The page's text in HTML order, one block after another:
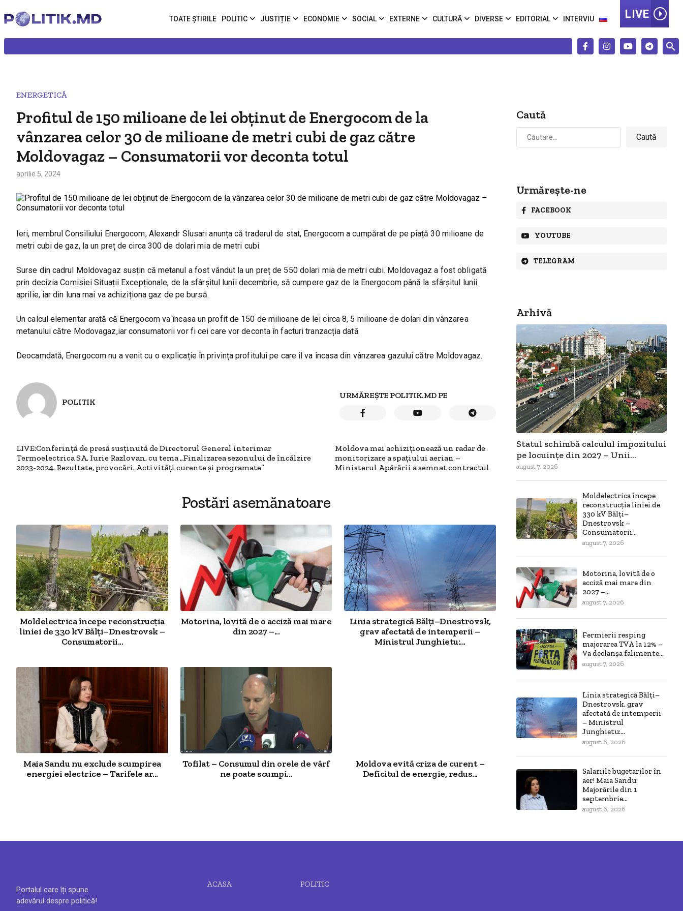
TOATE ȘTIRILE POLITIC JUSTIȚIE ECONOMIE SOCIAL EXTERNE CULTURĂ DIVERSE EDITORIAL INTERVIU LIVE
ENERGETICĂ
Profitul de 150 milioane de lei obținut de Energocom de la
vânzarea celor 30 de milioane de metri cubi de gaz către
Moldovagaz – Consumatorii vor deconta totul
aprilie 5, 2024
Ieri, membrul Consiliului Energocom, Alexandr Slusari anunța că traderul de stat, Energocom a cumpărat de pe piață 30 milioane de
metri cubi de gaz, la un preț de circa 300 de dolari mia de metri cubi.
Surse din cadrul Moldovagaz susțin că metanul a fost vândut la un preț de 550 dolari mia de metri cubi. Moldovagaz a fost obligată
prin decizia Comisiei Situații Excepționale, de la sfârșitul lunii decembrie, să cumpere gaz de la Energocom până la sfârșitul lunii
aprilie, iar din luna mai va achiziționa gaz de pe bursă.
Un calcul elementar arată că Energocom va încasa un profit de 150 de milioane de lei circa 8, 5 milioane de dolari din vânzarea
metanului către Modovagaz,iar consumatorii vor fi cei care vor deconta în facturi tranzacția dată
Deocamdată, Energocom nu a venit cu o explicație în privința profitului pe care îl va încasa din vânzarea gazului către Moldovagaz.
POLITIK
URMĂREȘTE POLITIK.MD PE
LIVE:Conferință de presă susținută de Directorul General interimar
Termoelectrica SA, Iurie Razlovan, cu tema „Finalizarea sezonului de încălzire
2023-2024. Rezultate, provocări. Activități curente și programate”
Moldova mai achiziționează un radar de
monitorizare a spațiului aerian –
Ministerul Apărării a semnat contractul
Postări asemănatoare
Moldelectrica începe reconstrucția
liniei de 330 kV Bălți–Dnestrovsk –
Consumatorii...
Motorina, lovită de o acciză mai mare
din 2027 –...
Linia strategică Bălți–Dnestrovsk,
grav afectată de intemperii –
Ministrul Junghietu:...
Maia Sandu nu exclude scumpirea
energiei electrice – Tarifele ar...
Tofilat – Consumul din orele de vârf
ne poate scumpi...
Moldova evită criza de curent –
Deficitul de energie, redus...
Caută
Caută
după:
Urmărește-ne
FACEBOOK
YOUTUBE
TELEGRAM
Arhivă
Statul schimbă calculul impozitului
pe locuințe din 2027 – Unii...
august 7, 2026
Moldelectrica începe
reconstrucția liniei de
330 kV Bălți–
Dnestrovsk –
Consumatorii...
august 7, 2026
Motorina, lovită de o
acciză mai mare din
2027 –...
august 7, 2026
Fermierii resping
majorarea TVA la 12% –
Va declanșa falimente...
august 7, 2026
Linia strategică Bălți–
Dnestrovsk, grav
afectată de intemperii
– Ministrul
Junghietu:...
august 6, 2026
Salariile bugetarilor în
aer! Maia Sandu:
Majorările din 1
septembrie...
august 6, 2026
Portalul care îți spune
adevărul despre politică!
ACASA POLITIC